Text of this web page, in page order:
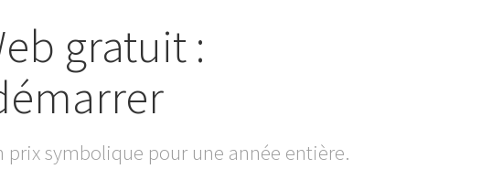
gratuit :
symbolique pour une année entière.